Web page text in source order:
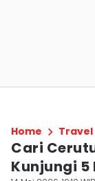
Home Travel
Cari
Kunjungi 5